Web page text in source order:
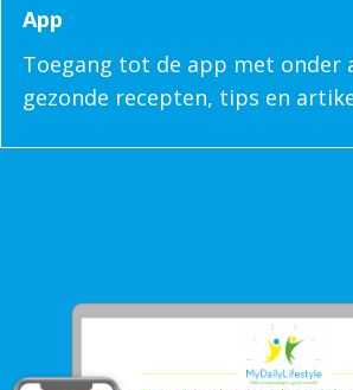
App
Toegang tot de app met onder
gezonde recepten, tips en